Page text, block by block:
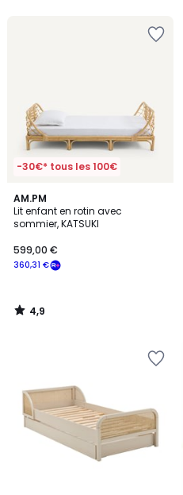
-30€* tous les 100€
AM.PM
Lit enfant en rotin avec
sommier, KATSUKI
360,31 €
599,00 €
4,9
/ 5
4,9
/